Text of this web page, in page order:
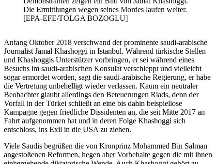
Die Ermittlungen wegen seines Mordes laufen weiter.
[EPA-EFE/TOLGA BOZOGLU]
Anfang Oktober 2018 verschwand der prominente saudi-arabische
Journalist Jamal Khashoggi in Istanbul. Während türkische Stellen
und Khashoggis Unterstützer vorbringen, er sei während eines
Besuchs im saudi-arabischen Konsulat verschleppt und vielleicht
sogar er­mordet worden, sagt die saudi-arabische Regierung, er habe
die Vertretung unbehelligt wieder verlassen. Kaum ein neutraler
Beobachter glaubt allerdings den Beteuerungen Riads, denn der
Vorfall in der Türkei schließt an eine bis dahin beispiellose
Kampagne gegen fried­liche Dissidenten an, die seit Mitte 2017 an
Fahrt aufgenommen hat und in deren Folge Khashoggi sich
entschloss, ins Exil in die USA zu ziehen.
Viele Saudis begrüßen die von Kronprinz Mohammed Bin Salman
angestoßenen Reformen, hegen aber Vorbehalte gegen die mit ihnen